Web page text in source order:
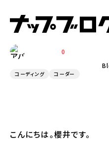
配列のHOW TO
0
コーディング コーダー
こんにちは。櫻井です。